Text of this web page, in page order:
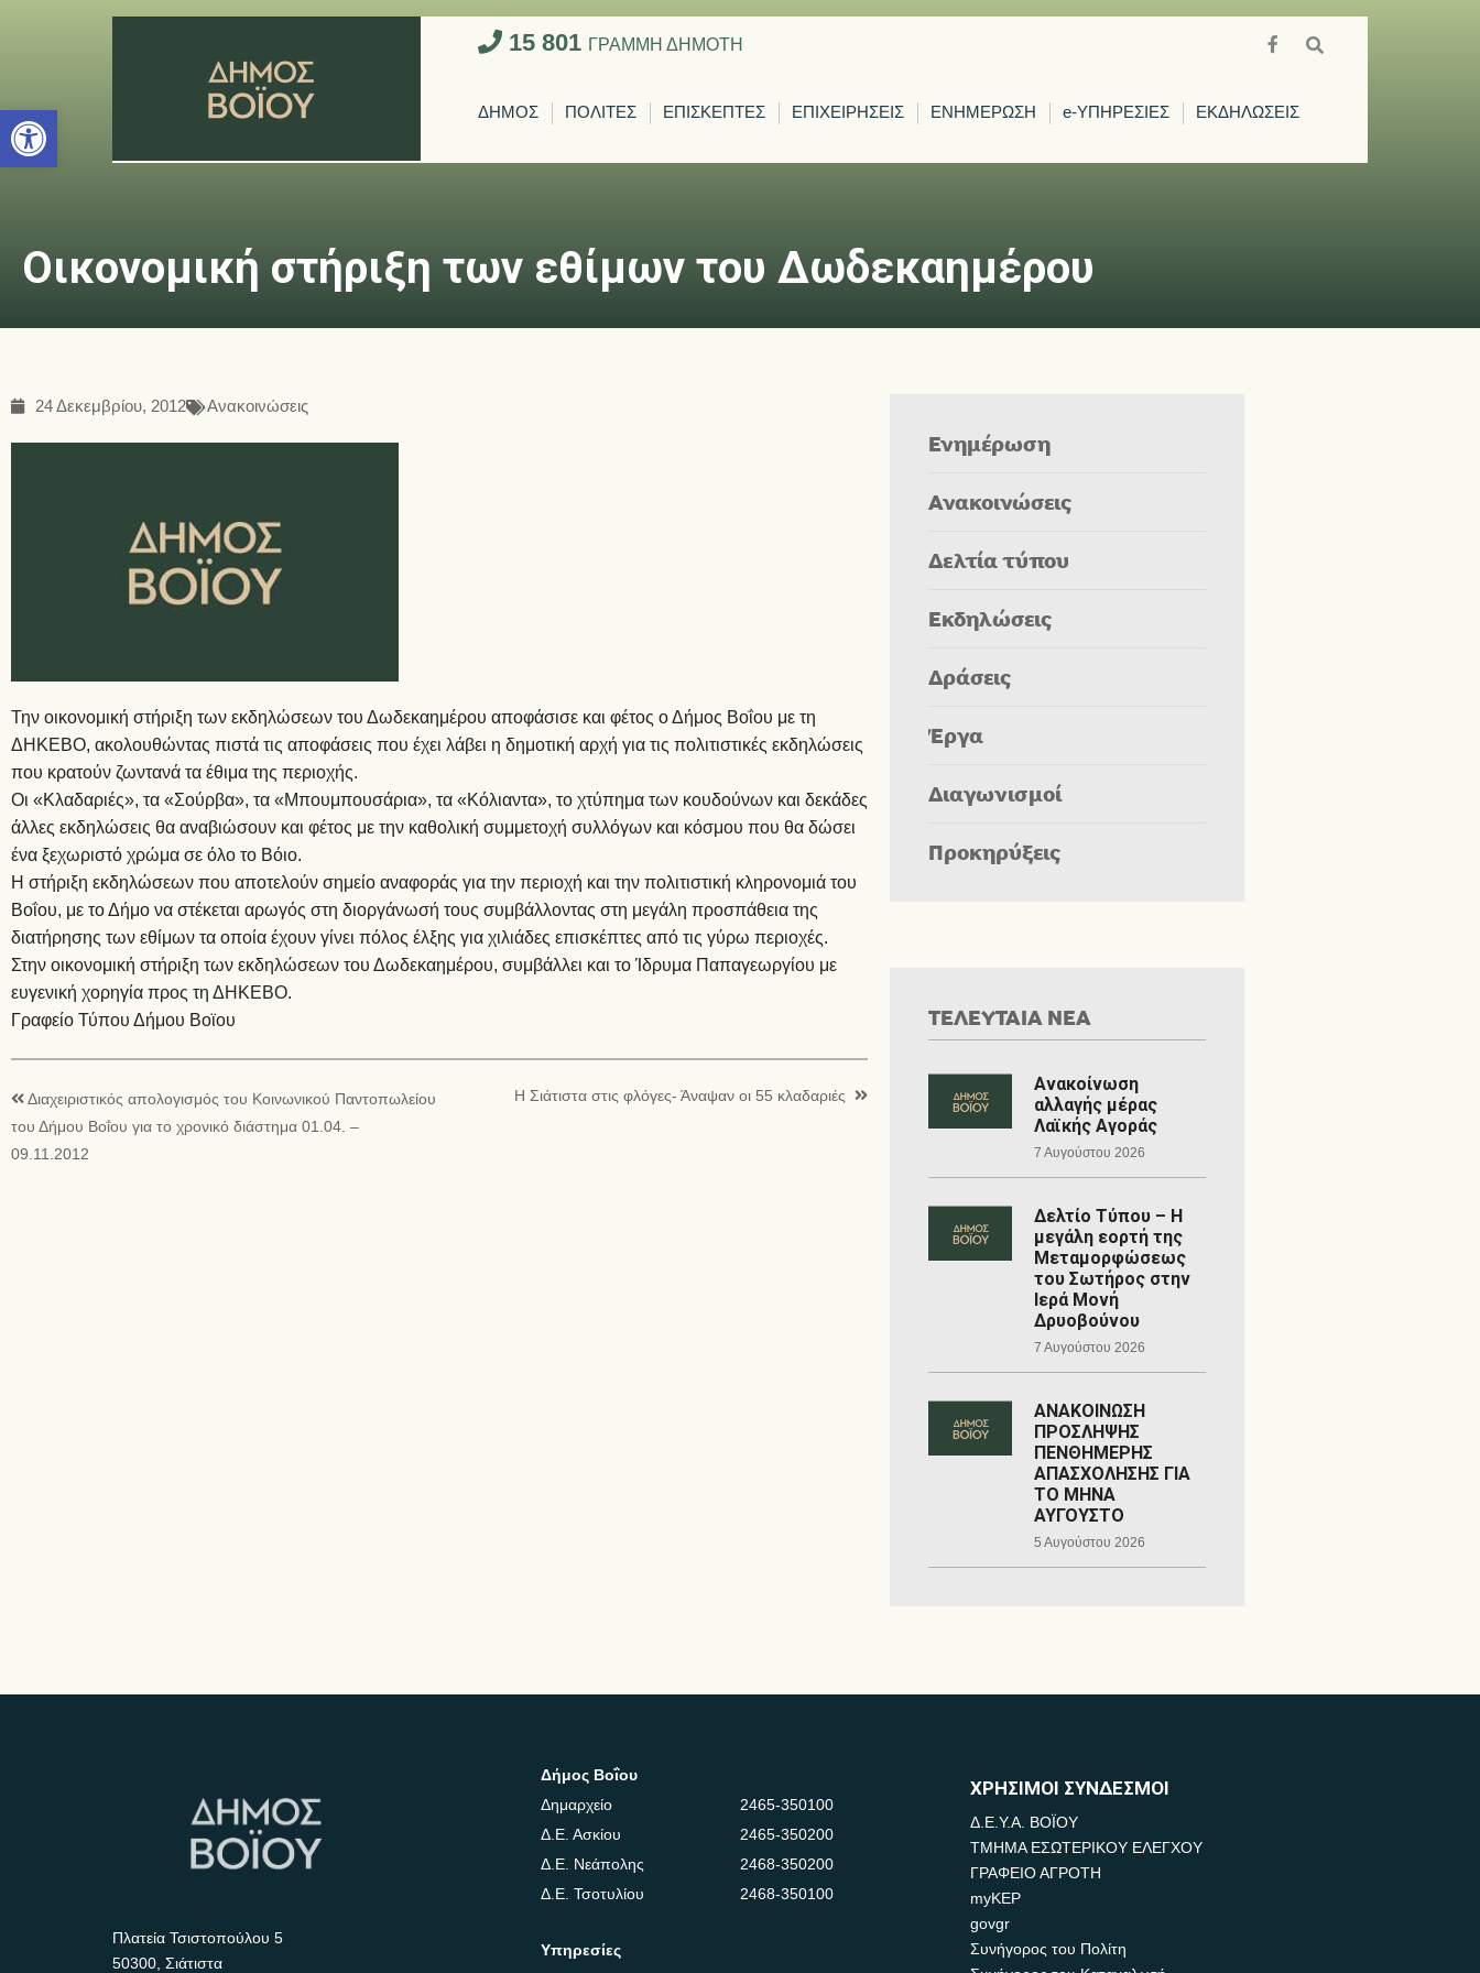
Ανοίξτε τη γραμμή εργαλείων
15 801 ΓΡΑΜΜΗ ΔΗΜΟΤΗ
ΔΗΜΟΣ ΠΟΛΙΤΕΣ ΕΠΙΣΚΕΠΤΕΣ ΕΠΙΧΕΙΡΗΣΕΙΣ ΕΝΗΜΕΡΩΣΗ e-ΥΠΗΡΕΣΙΕΣ ΕΚΔΗΛΩΣΕΙΣ
Οικονομική στήριξη των εθίμων του Δωδεκαημέρου
24 Δεκεμβρίου, 2012 Ανακοινώσεις
Την οικονομική στήριξη των εκδηλώσεων του Δωδεκαημέρου αποφάσισε και φέτος ο Δήμος Βοΐου με τη
ΔΗΚΕΒΟ, ακολουθώντας πιστά τις αποφάσεις που έχει λάβει η δημοτική αρχή για τις πολιτιστικές εκδηλώσεις
που κρατούν ζωντανά τα έθιμα της περιοχής.
Οι «Κλαδαριές», τα «Σούρβα», τα «Μπουμπουσάρια», τα «Κόλιαντα», το χτύπημα των κουδούνων και δεκάδες
άλλες εκδηλώσεις θα αναβιώσουν και φέτος με την καθολική συμμετοχή συλλόγων και κόσμου που θα δώσει
ένα ξεχωριστό χρώμα σε όλο το Βόιο.
Η στήριξη εκδηλώσεων που αποτελούν σημείο αναφοράς για την περιοχή και την πολιτιστική κληρονομιά του
Βοΐου, με το Δήμο να στέκεται αρωγός στη διοργάνωσή τους συμβάλλοντας στη μεγάλη προσπάθεια της
διατήρησης των εθίμων τα οποία έχουν γίνει πόλος έλξης για χιλιάδες επισκέπτες από τις γύρω περιοχές.
Στην οικονομική στήριξη των εκδηλώσεων του Δωδεκαημέρου, συμβάλλει και το Ίδρυμα Παπαγεωργίου με
ευγενική χορηγία προς τη ΔΗΚΕΒΟ.
Γραφείο Τύπου Δήμου Βοϊου
Διαχειριστικός απολογισμός του Κοινωνικού Παντοπωλείου
του Δήμου Βοΐου για το χρονικό διάστημα 01.04. –
09.11.2012
Η Σιάτιστα στις φλόγες- Άναψαν οι 55 κλαδαριές
Ενημέρωση
Ανακοινώσεις
Δελτία τύπου
Εκδηλώσεις
Δράσεις
Έργα
Διαγωνισμοί
Προκηρύξεις
ΤΕΛΕΥΤΑΙΑ ΝΕΑ
Ανακοίνωση
αλλαγής μέρας
Λαϊκής Αγοράς
7 Αυγούστου 2026
Δελτίο Τύπου – Η
μεγάλη εορτή της
Μεταμορφώσεως
του Σωτήρος στην
Ιερά Μονή
Δρυοβούνου
7 Αυγούστου 2026
ΑΝΑΚΟΙΝΩΣΗ
ΠΡΟΣΛΗΨΗΣ
ΠΕΝΘΗΜΕΡΗΣ
ΑΠΑΣΧΟΛΗΣΗΣ ΓΙΑ
ΤΟ ΜΗΝΑ
ΑΥΓΟΥΣΤΟ
5 Αυγούστου 2026
Πλατεία Τσιστοπούλου 5
50300, Σιάτιστα
Δήμος Βοΐου
Δημαρχείο
2465-350100
Δ.Ε. Ασκίου
2465-350200
Δ.Ε. Νεάπολης
2468-350200
Δ.Ε. Τσοτυλίου
2468-350100
Υπηρεσίες
ΧΡΗΣΙΜΟΙ ΣΥΝΔΕΣΜΟΙ
Δ.Ε.Υ.Α. ΒΟΪΟΥ
ΤΜΗΜΑ ΕΣΩΤΕΡΙΚΟΥ ΕΛΕΓΧΟΥ
ΓΡΑΦΕΙΟ ΑΓΡΟΤΗ
myKEP
govgr
Συνήγορος του Πολίτη